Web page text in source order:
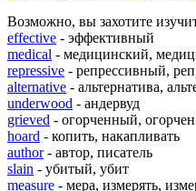
Возможно, вы захотите
effective - эффективный
medical - медицинский,
repressive - репрессивный,
alternative - альтернатива,
underwood - андервуд
grieved - огорченный, огорчен
hoard - копить, накапливать
author- автор, писатель
slain - убитый, убит
measure - мера, измерять,